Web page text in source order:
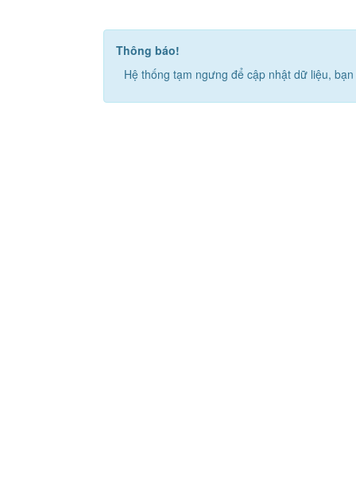
Thông báo!
Hệ thống tạm ngưng để cập nhật dữ liệu,